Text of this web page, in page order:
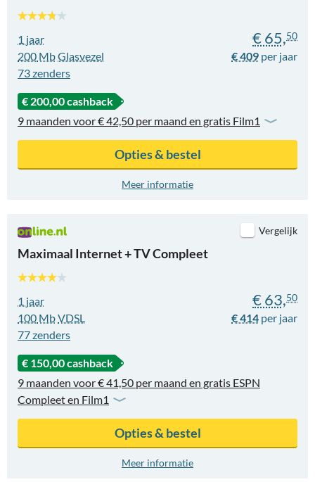
1 jaar
200 MbGlasvezel
73zenders
€ 409
€ 65,50
€ 200,00 cashback
9 maanden voor € 42,50 per maand en gratis Film1
Opties & bestel
Meer informatie
Vergelijk
Maximaal Internet + TV Compleet
1 jaar
100 MbVDSL
77zenders
€ 414
€ 63,50
€ 150,00 cashback
9 maanden voor € 41,50 per maand en gratis ESPN
Compleet en Film1
Opties & bestel
Meer informatie